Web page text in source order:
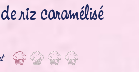
riz caramélisé